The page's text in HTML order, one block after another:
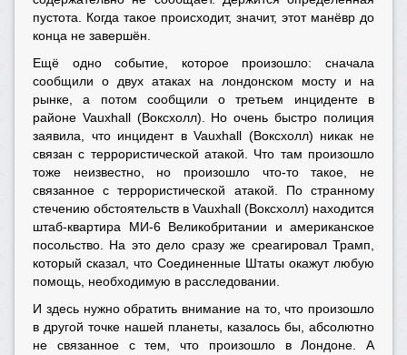
пустота. Когда такое происходит, значит, этот манёвр до
конца не завершён.
Ещё одно событие, которое произошло: cначала
сообщили о двух атаках на лондонском мосту и на
рынке, а потом сообщили о третьем инциденте в
районе Vauxhall (Воксхолл). Но очень быстро полиция
заявила, что инцидент в Vauxhall (Воксхолл) никак не
связан с террористической атакой. Что там произошло
тоже неизвестно, но произошло что-то такое, не
связанное с террористической атакой. По странному
стечению обстоятельств в Vauxhall (Воксхолл) находится
штаб-квартира МИ-6 Великобритании и американское
посольство. На это дело сразу же среагировал Трамп,
который сказал, что Соединенные Штаты окажут любую
помощь, необходимую в расследовании.
И здесь нужно обратить внимание на то, что произошло
в другой точке нашей планеты, казалось бы, абсолютно
не связанное с тем, что произошло в Лондоне. А